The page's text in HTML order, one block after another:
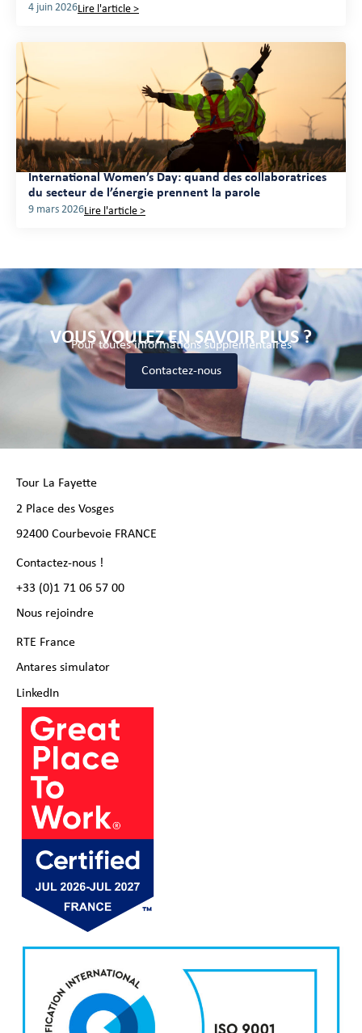
4 juin 2026Lire l'article >
International Women’s Day: quand des collaboratrices
du secteur de l’énergie prennent la parole
9 mars 2026Lire l'article >
VOUS VOULEZ EN SAVOIR PLUS ?
Pour toutes informations supplémentaires
Contactez-nous
Tour La Fayette
2 Place des Vosges
92400 Courbevoie FRANCE
Contactez-nous !
+33 (0)1 71 06 57 00
Nous rejoindre
RTE France
Antares simulator
LinkedIn